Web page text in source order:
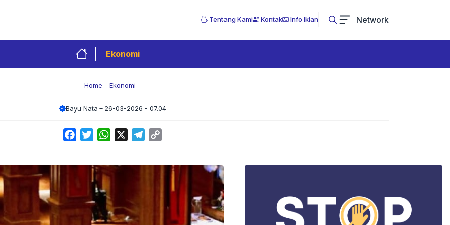
Tentang Kami Kontak Info Iklan Network
Ekonomi
Home - Ekonomi -
Bayu Nata 26-03-2026 - 07.04
FacebookTwitterWhatsApp Telegram